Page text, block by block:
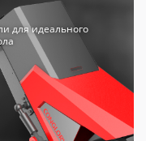
для идеального